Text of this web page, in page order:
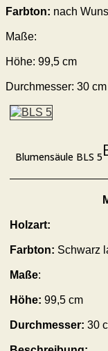
Farbton: nach
Maße:
Höhe: 99,5 cm
Durchmesser: 30 cm
Blumensäule BLS 5
Holzart:
Farbton: Schwarz
Maße:
Höhe: 99,5 cm
Durchmesser: 30